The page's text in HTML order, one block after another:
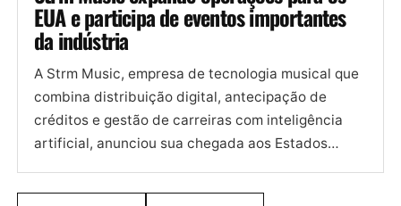
EUA e participa de eventos importantes
da indústria
A Strm Music, empresa de tecnologia musical que
combina distribuição digital, antecipação de
créditos e gestão de carreiras com inteligência
artificial, anunciou sua chegada aos Estados